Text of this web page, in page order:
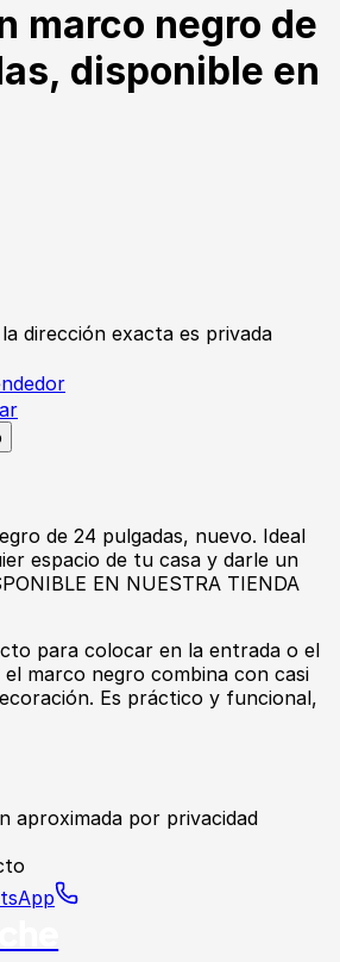
marco negro de
disponible en
dirección exacta es privada
de 24 pulgadas, nuevo. Ideal
espacio de tu casa y darle un
EN NUESTRA TIENDA
para colocar en la entrada o el
marco negro combina con casi
Es práctico y funcional,
aproximada por privacidad